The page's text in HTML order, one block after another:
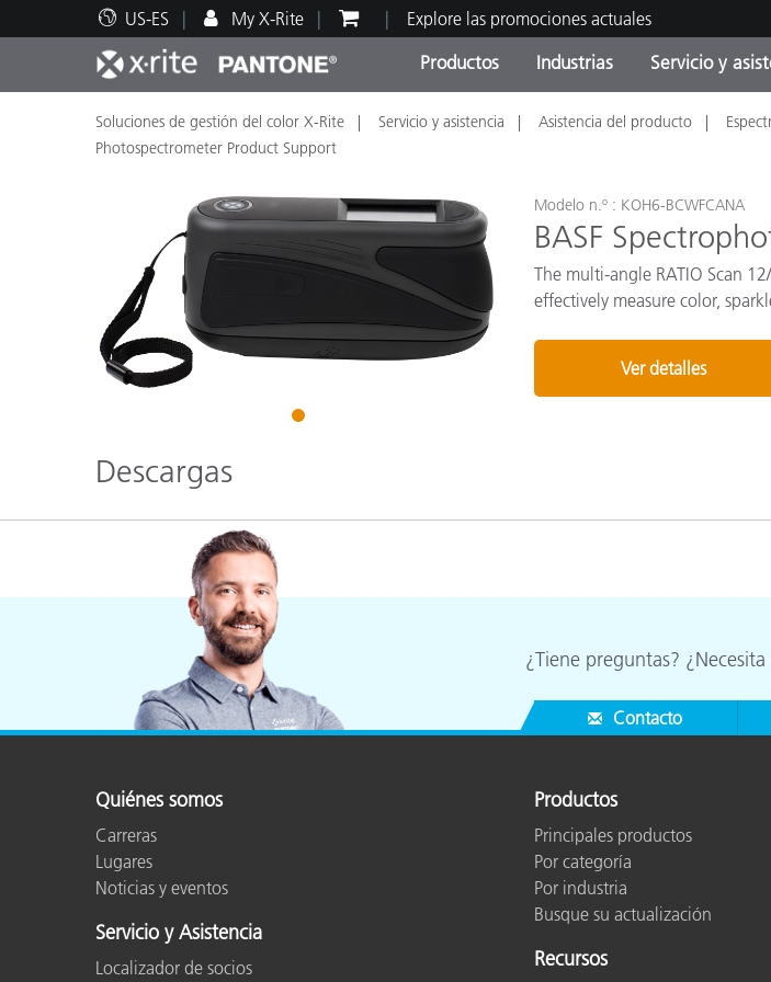
US-ES My X-Rite Explore las promociones actuales
Productos
Principales productos Categorías de Producto
Industrias
Impresión y Empaques
Automotriz
Plásticos
Pinturas y Recubrimientos
Servicio y
Soporte técnico Servicio y mantenimiento
Recursos educativos Adiestramiento
Brand Experience Center
Soluciones de gestión del color X-Rite Servicio y asistencia Asistencia del producto
Photospectrometer Product Support
1
Modelo n.º : KOH6-BCWFCANA
BASF
The multi-angle RATIO Scan
effectively measure color,
Ver detalles
Descargas
¿Tiene preguntas?
Contacto
Quiénes somos
Carreras
Lugares
Noticias y eventos
Servicio y Asistencia
Localizador de socios
Productos
Principales productos
Por categoría
Por industria
Busque su actualización
Recursos